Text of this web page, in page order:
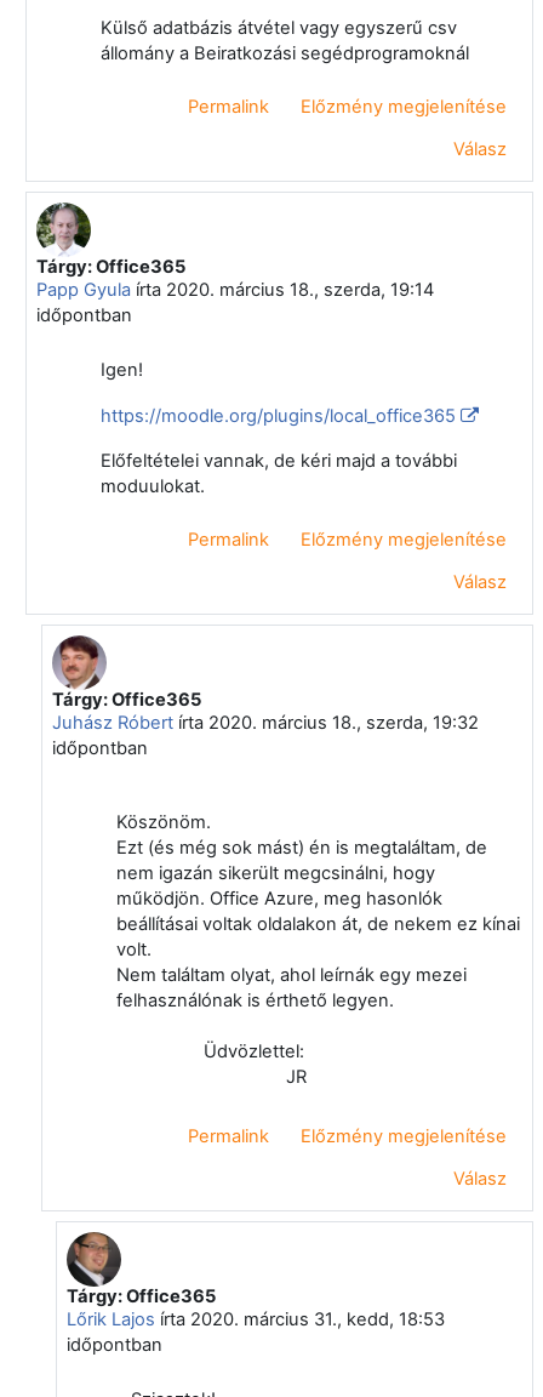
Külső adatbázis átvétel vagy egyszerű csv
állomány a Beiratkozási segédprogramoknál
Permalink
Előzmény megjelenítése
Válasz
Válasz erre: Juhász Róbert
Tárgy: Office365
Papp Gyulaírta 2020. március 18., szerda, 19:14
időpontban
Igen!
https://moodle.org/plugins/local_office365
Előfeltételei vannak, de kéri majd a további
moduulokat.
Permalink
Előzmény megjelenítése
Válasz
Válasz erre: Papp Gyula
Tárgy: Office365
Juhász Róbertírta 2020. március 18., szerda, 19:32
időpontban
Köszönöm.
Ezt (és még sok mást) én is megtaláltam, de
nem igazán sikerült megcsinálni, hogy
működjön. Office Azure, meg hasonlók
beállításai voltak oldalakon át, de nekem ez kínai
volt.
Nem találtam olyat, ahol leírnák egy mezei
felhasználónak is érthető legyen.
Üdvözlettel:
JR
Permalink
Előzmény megjelenítése
Válasz
Válasz erre: Juhász Róbert
Tárgy: Office365
Lőrik Lajos írta 2020. március 31., kedd, 18:53
időpontban